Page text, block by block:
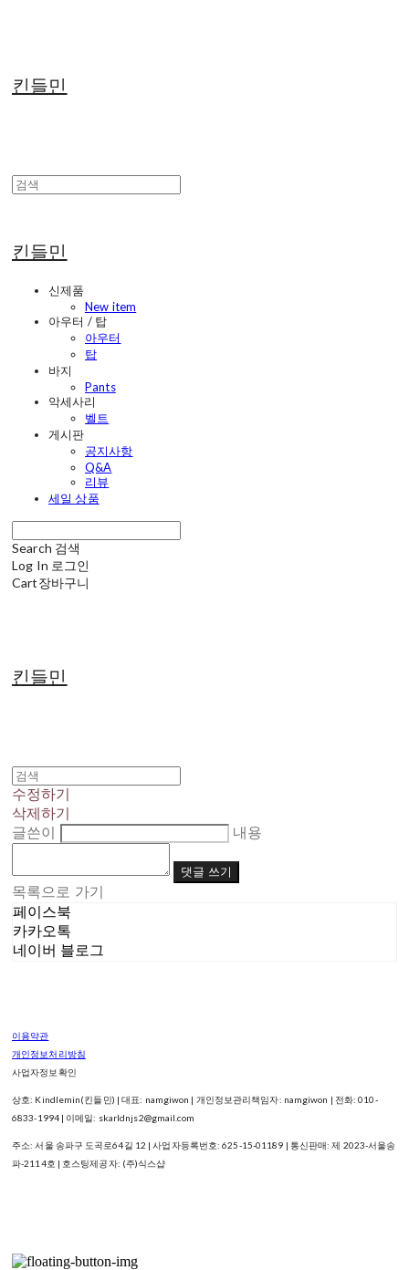
킨들민
킨들민
신제품
New item
아우터 / 탑
아우터
탑
바지
Pants
악세사리
벨트
게시판
공지사항
Q&A
리뷰
세일 상품
Search 검색
Log In 로그인
Cart장바구니
킨들민
수정하기
삭제하기
글쓴이
내용
댓글 쓰기
목록으로 가기
페이스북
카카오톡
네이버 블로그
이용약관
개인정보처리방침
사업자정보확인
상호: Kindlemin(킨들민) | 대표: namgiwon | 개인정보관리책임자: namgiwon | 전화: 010-
6833-1994 | 이메일: skarldnjs2@gmail.com
주소: 서울 송파구 도곡로64길 12 | 사업자등록번호:625-15-01189 | 통신판매:제 2023-서울송
파-2114호 | 호스팅제공자: (주)식스샵